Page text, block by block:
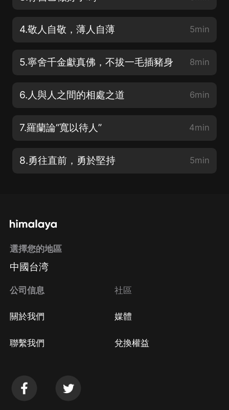
4.敬人自敬，薄人自薄 5min
5.寧舍千金獻真佛，不拔一毛插豬身 8min
6.人與人之間的相處之道 6min
7.羅蘭論“寬以待人” 4min
8.勇往直前，勇於堅持 5min
選擇您的地區
中國台湾
公司信息
關於我們
聯繫我們
社區
媒體
兌換權益